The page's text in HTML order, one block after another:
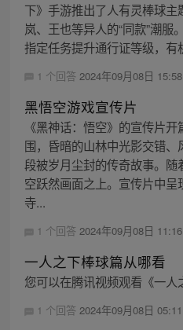
下》手游推出了人有灵棒球
岚、王也等异人的“同款”潮
指定任务提升通行证等级，有
1 个回答 2024年09月08日 15:58
黑悟空游戏宣传片
《黑神话：悟空》的宣传片
围，昏暗的山林中光影交错
段被岁月尘封的传奇故事。
空跃然画面之上。宣传片中
寺...
1 个回答 2024年09月08日 11:16
一人之下棒球篇从哪看
您可以在腾讯视频观看《一人
1 个回答 2024年09月08日 05:11